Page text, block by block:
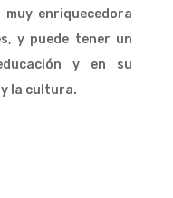
enriquecedora
y puede tener un
y en su
la cultura.